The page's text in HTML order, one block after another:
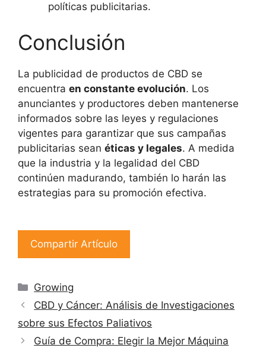
políticas publicitarias.
Conclusión
La publicidad de productos de CBD se
encuentra en constante evolución. Los
anunciantes y productores deben mantenerse
informados sobre las leyes y regulaciones
vigentes para garantizar que sus campañas
publicitarias sean éticas y legales. A medida
que la industria y la legalidad del CBD
continúen madurando, también lo harán las
estrategias para su promoción efectiva.
Compartir Artículo
Categorías
Growing
CBD y Cáncer: Análisis de Investigaciones
sobre sus Efectos Paliativos
Guía de Compra: Elegir la Mejor Máquina